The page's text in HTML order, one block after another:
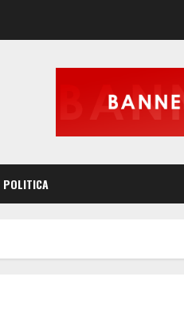
POLITICA